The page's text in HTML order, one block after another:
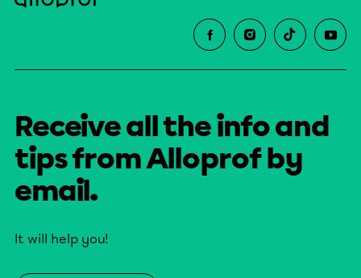
Receive all the info and
tips from Alloprof by
email.
It will help you!